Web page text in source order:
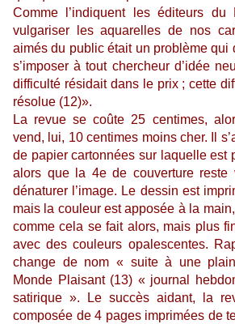
Comme l’indiquent les éditeurs du
vulgariser les aquarelles de nos
aimés du public était un problème qui
s’imposer à tout chercheur d’idée
difficulté résidait dans le prix ; cette
résolue (12)».
La revue se coûte 25 centimes,
vend, lui, 10 centimes moins cher. Il
de papier cartonnées sur laquelle est
alors que la 4e de couverture reste
dénaturer l’image. Le dessin est
mais la couleur est apposée à la
comme cela se fait alors, mais plus
avec des couleurs opalescentes.
change de nom « suite à une
Monde Plaisant (13) « journal
satirique ». Le succès aidant, la
composée de 4 pages imprimées de